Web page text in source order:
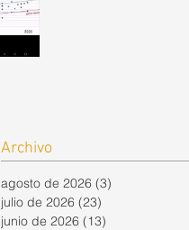
Archivo
agosto de 2026 (3)
julio de 2026 (23)
junio de 2026 (13)